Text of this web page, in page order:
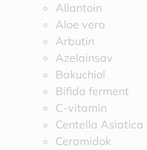
Allantoin
Aloe vera
Arbutin
Azelainsav
Bakuchiol
Bifida ferment
C-vitamin
Centella Asiatica
Ceramidok